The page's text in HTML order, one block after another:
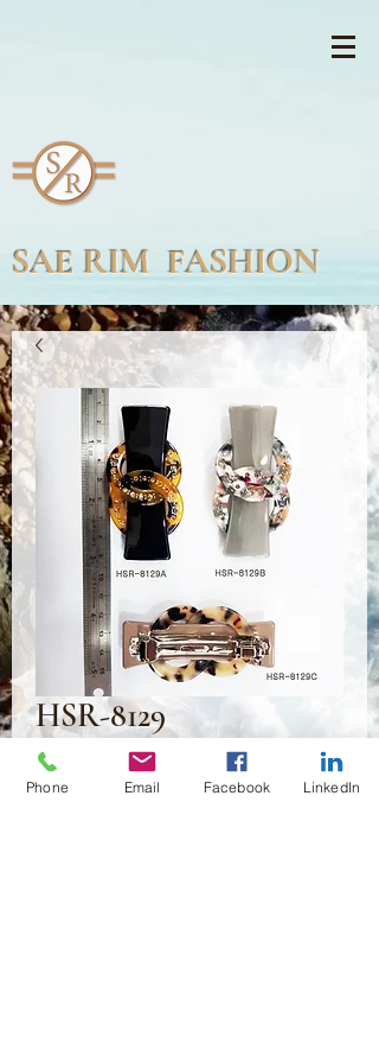
SAE RIM FASHION
HSR-8129
2,00 $US Prix
Phone Email Facebook LinkedIn